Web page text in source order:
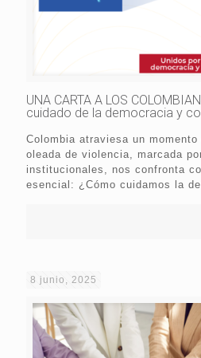
UNA CARTA A LOS
cuidado de la democracia y
Colombia atraviesa un
oleada de violencia, marcada
institucionales, nos confronta
esencial: ¿Cómo cuidamos la
8 junio, 2025